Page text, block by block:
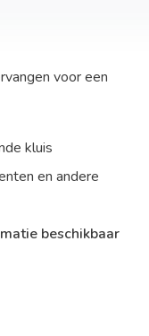
voor een
kluis
en andere
beschikbaar